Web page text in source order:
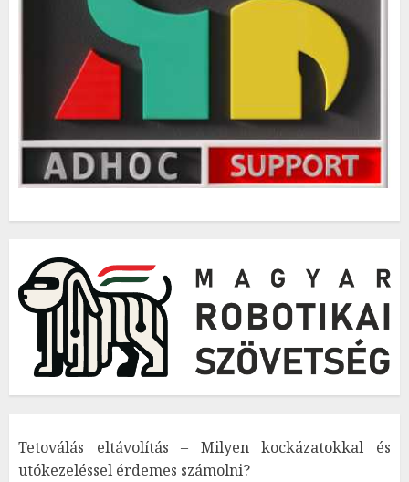
Tetoválás eltávolítás – Milyen kockázatokkal és
utókezeléssel érdemes számolni?